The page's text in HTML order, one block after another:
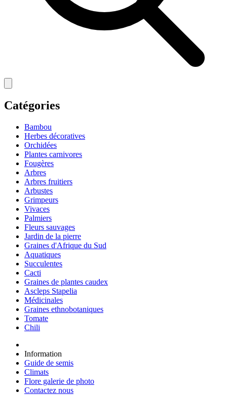
Catégories
Bambou
Herbes décoratives
Orchidées
Plantes carnivores
Fougères
Arbres
Arbres fruitiers
Arbustes
Grimpeurs
Vivaces
Palmiers
Fleurs sauvages
Jardin de la pierre
Graines d'Afrique du Sud
Aquatiques
Succulentes
Cacti
Graines de plantes caudex
Ascleps Stapelia
Médicinales
Graines ethnobotaniques
Tomate
Chili
Information
Guide de semis
Climats
Flore galerie de photo
Contactez nous